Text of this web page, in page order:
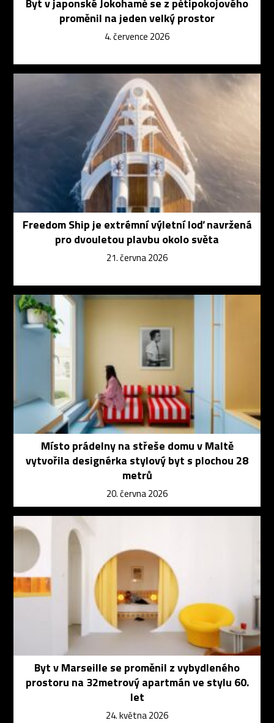
Byt v japonské Jokohamě se z pětipokojového
proměnil na jeden velký prostor
4. července 2026
Freedom Ship je extrémní výletní loď navržená
pro dvouletou plavbu okolo světa
21. června 2026
Místo prádelny na střeše domu v Maltě
vytvořila designérka stylový byt s plochou 28
metrů
20. června 2026
Byt v Marseille se proměnil z vybydleného
prostoru na 32metrový apartmán ve stylu 60.
let
24. května 2026